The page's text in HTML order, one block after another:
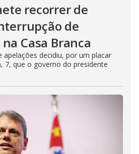
recorrer de
de
Casa Branca
apelações decidiu, por um placar
7, que o governo do presidente